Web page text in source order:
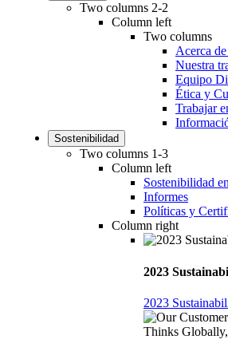
Two columns 2-2
Column left
Two columns
Acerca
Nuestra
Equipo
Ética y
Trabajar
Sostenibilidad
Two columns 1-3
Column left
Sostenibilidad
Informes
Políticas y
Column right
2023
2023